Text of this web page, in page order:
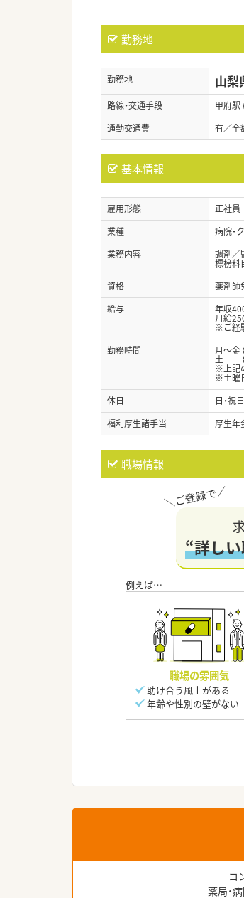
勤務地
勤務地 山梨
路線・交通手段
甲府駅
通勤交通費
有／全
基本情報
雇用形態
正社員
業種
病院・
業務内容
調剤／
標榜科
資格
薬剤師
給与
年収
月給
※ご経
勤務時間
月～金
土
※上記
※土曜
休日
日・
福利厚生諸手当
厚生年
職場情報
“詳し
職場の雰囲気
助け合う風土がある
年齢や性別の壁がない
コ
薬局・